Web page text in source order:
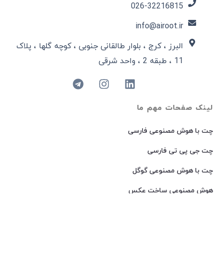
لینک صفحات مهم ما
چت با هوش مصنوعی فارسی
چت جی پی تی فارسی
چت با هوش مصنوعی گوگل
هوش مصنوعی ساخت عکس
026-32216815​
info@airoot.ir
البرز ، کرج ، بلوار طالقانی جنوبی ، کوچه گلها ، پلاک
11 ، طبقه 2 ، واحد شرقی